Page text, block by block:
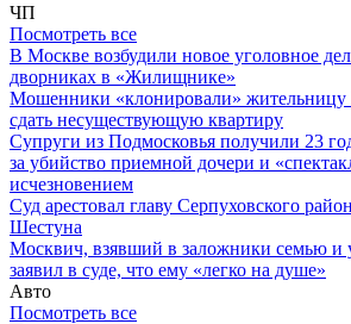
ЧП
Посмотреть все
В Москве возбудили новое уголовное
дворниках в «Жилищнике»
Мошенники «клонировали»
сдать несуществующую квартиру
Супруги из Подмосковья получили 23
за убийство приемной дочери и
исчезновением
Суд арестовал главу Серпуховского
Шестуна
Москвич, взявший в заложники семью и
заявил в суде, что ему «легко на душе»
Авто
Посмотреть все